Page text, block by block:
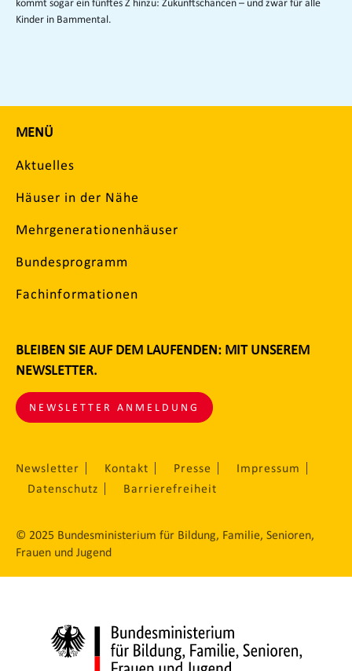
kommt sogar ein fünftes Z hinzu: Zukunftschancen – und zwar für alle
Kinder in Bammental.
MENÜ
Aktuelles
Häuser in der Nähe
Mehrgenerationenhäuser
Bundesprogramm
Fachinformationen
BLEIBEN SIE AUF DEM LAUFENDEN: MIT UNSEREM
NEWSLETTER.
NEWSLETTER ANMELDUNG
Newsletter Kontakt Presse
Impressum
Datenschutz
Barrierefreiheit
© 2025 Bundesministerium für Bildung, Familie, Senioren,
Frauen und Jugend